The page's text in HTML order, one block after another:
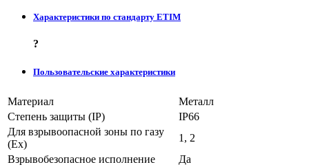
Характеристики по стандарту ETIM
?
Пользовательские характеристики
Материал
Металл
Степень защиты (IP)
IP66
Для взрывоопасной зоны по газу
(Ex)
1, 2
Взрывобезопасное исполнение
Да